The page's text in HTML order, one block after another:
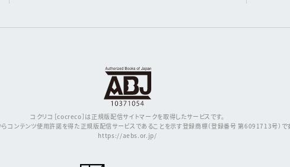
コクリコ［cocreco］は正規版配信サイトマークを取得したサービスです。
コンテンツ使用許諾を得た正規版配信サービスであることを示す登録商標（登録番号 第6091713号）です
https://aebs.or.jp/